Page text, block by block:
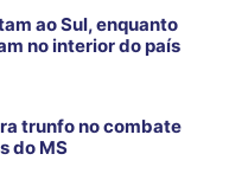
ao Sul, enquanto
no interior do país
trunfo no combate
do MS